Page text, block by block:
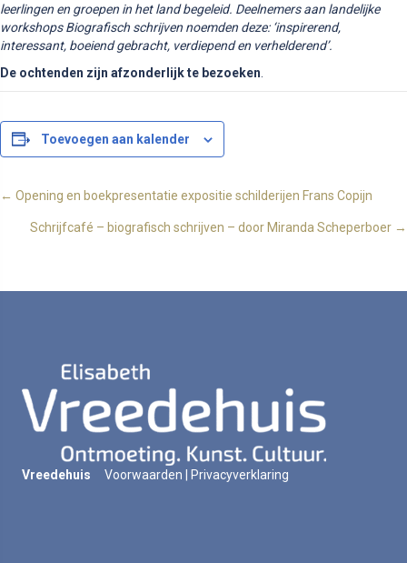
leerlingen en groepen in het land begeleid. Deelnemers aan landelijke
workshops Biografisch schrijven noemden deze: ‘inspirerend,
interessant, boeiend gebracht, verdiepend en verhelderend’.
De ochtenden zijn afzonderlijk te bezoeken
Toevoegen aan kalender
Posts
navigation
← Opening en boekpresentatie expositie schilderijen Frans Copijn
Schrijfcafé – biografisch schrijven – door Miranda Scheperboer →
Vreedehuis Voorwaarden Privacyverklaring